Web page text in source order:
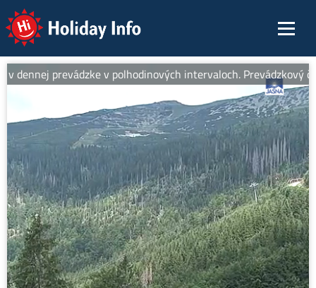
Holiday Info
dennej prevádzke v polhodinových intervaloch. Prevádzkový